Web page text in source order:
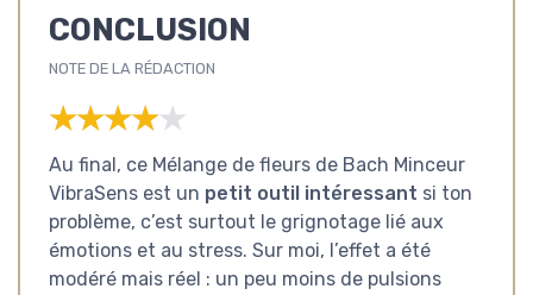
CONCLUSION
NOTE DE LA RÉDACTION
★★★★★
★★★★★
Au final, ce Mélange de fleurs de Bach Minceur
VibraSens est un petit outil intéressant si ton
problème, c’est surtout le grignotage lié aux
émotions et au stress. Sur moi, l’effet a été
modéré mais réel : un peu moins de pulsions